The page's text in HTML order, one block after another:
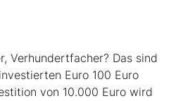
Verhundertfacher? Das sind
Euro 100 Euro
von 10.000 Euro wird